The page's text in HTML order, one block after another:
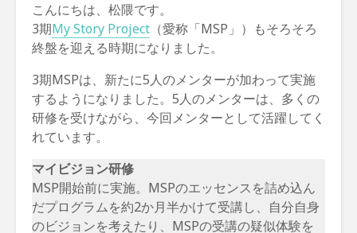
こんにちは、松隈です。
3期My Story Project （愛称「MSP」）もそろそろ
終盤を迎える時期になりました。
3期MSPは、新たに5人のメンターが加わって実施
するようになりました。5人のメンターは、多くの
研修を受けながら、今回メンターとして活躍してく
れています。
マイビジョン研修
MSP開始前に実施。MSPのエッセンスを詰め込ん
だプログラムを約2か月半かけて受講し、自分自身
のビジョンを考えたり、MSPの受講の疑似体験を